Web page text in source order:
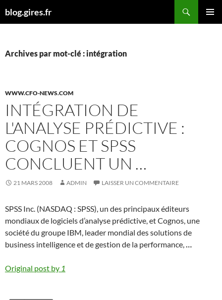
aublog.gires.fr
Archives par mot-clé : intégration
WWW.CFO-NEWS.COM
INTÉGRATION DE
L'ANALYSE PRÉDICTIVE :
COGNOS ET SPSS
CONCLUENT UN …
21 MARS 2008 ADMIN LAISSER UN COMMENTAIRE
SPSS Inc. (NASDAQ : SPSS), un des principaux éditeurs
mondiaux de logiciels d’analyse prédictive, et Cognos, une
société du groupe IBM, leader mondial des solutions de
business intelligence et de gestion de la performance,…
Original post by 1